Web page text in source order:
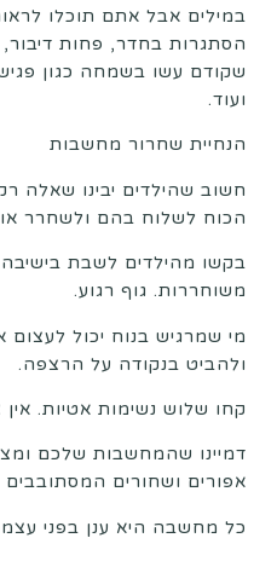
במילים אבל אתם תוכלו
הסתגרות בחדר, פחות דיבור,
שקודם עשו בשמחה כגון
ועוד.
הנחיית שחרור מחשבות
חשוב שהילדים יבינו שאלה
הכוח לשלוח בהם ולשחרר
בקשו מהילדים לשבת בישיבה
משוחררות. גוף רגוע.
מי שמרגיש בנוח יכול לעצום
ולהביט בנקודה על הרצפה.
קחו שלוש נשימות אטיות.
דמיינו שהמחשבות שלכם
אפורים ושחורים
כל מחשבה היא ענן בפני